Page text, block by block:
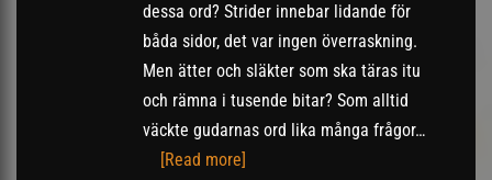
dessa ord? Strider innebar lidande för
båda sidor, det var ingen överraskning.
Men ätter och släkter som ska täras itu
och rämna i tusende bitar? Som alltid
väckte gudarnas ord lika många frågor…
[Read more]